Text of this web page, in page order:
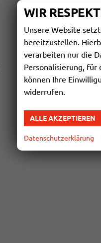
WIR
Unsere Website
bereitzustellen.
verarbeiten nur die
Personalisierung, für
können Ihre
widerrufen.
ALLE AKZEPTIEREN
Datenschutzerklärung